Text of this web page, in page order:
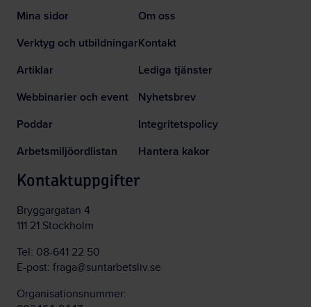
Mina sidor
Verktyg och utbildningar
Artiklar
Webbinarier och event
Poddar
Arbetsmiljöordlistan
Om oss
Kontakt
Lediga tjänster
Nyhetsbrev
Integritetspolicy
Hantera kakor
Kontaktuppgifter
Bryggargatan 4
111 21 Stockholm
Tel: 08-641 22 50
E-post: fraga@suntarbetsliv.se
Organisationsnummer: